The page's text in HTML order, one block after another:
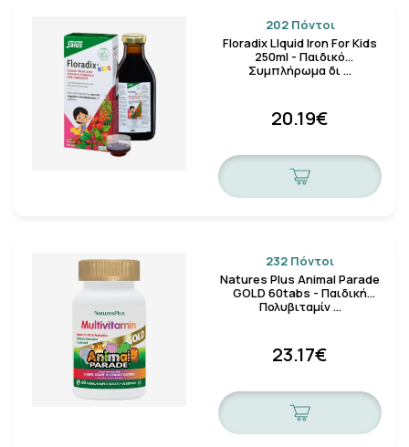
202 Πόντοι
Floradix LIquid Iron For Kids
250ml - Παιδικό
Συμπλήρωμα δι …
20.19€
232 Πόντοι
Natures Plus Animal Parade
GOLD 60tabs - Παιδική
Πολυβιταμίν …
23.17€